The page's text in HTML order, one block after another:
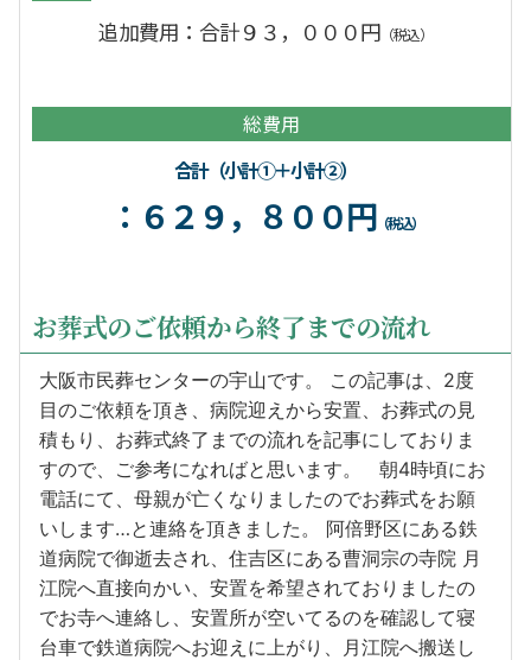
追加費用：合計９３，０００円 （税込）
総費用
合計（小計①＋小計②）
：６２９，８００円 （税込）
お葬式のご依頼から終了までの流れ
大阪市民葬センターの宇山です。 この記事は、2度
目のご依頼を頂き、病院迎えから安置、お葬式の見
積もり、お葬式終了までの流れを記事にしておりま
すので、ご参考になればと思います。 朝4時頃にお
電話にて、母親が亡くなりましたのでお葬式をお願
いします…と連絡を頂きました。 阿倍野区にある鉄
道病院で御逝去され、住吉区にある曹洞宗の寺院 月
江院へ直接向かい、安置を希望されておりましたの
でお寺へ連絡し、安置所が空いてるのを確認して寝
台車で鉄道病院へお迎えに上がり、月江院へ搬送し